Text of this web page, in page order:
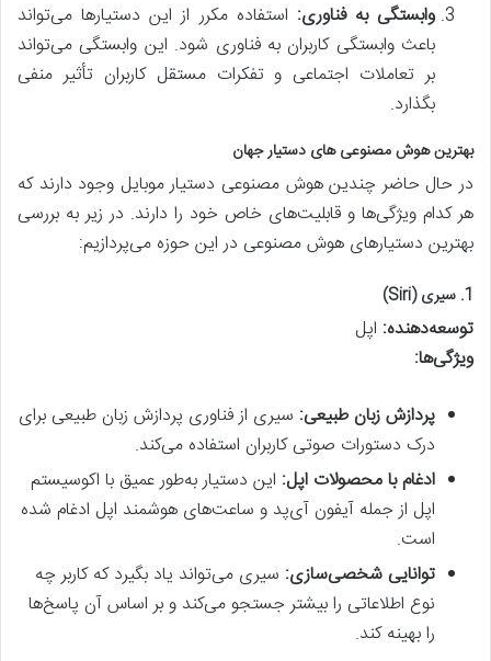
وابستگی به فناوری: استفاده مکرر از این دستیارها می‌تواند
باعث وابستگی کاربران به فناوری شود. این وابستگی می‌تواند
بر تعاملات اجتماعی و تفکرات مستقل کاربران تأثیر منفی
بگذارد.
بهترین هوش مصنوعی های دستیار جهان
در حال حاضر چندین هوش مصنوعی دستیار موبایل وجود دارند که
هر کدام ویژگی‌ها و قابلیت‌های خاص خود را دارند. در زیر به بررسی
بهترین دستیارهای هوش مصنوعی در این حوزه می‌پردازیم:
1. سیری (Siri)
توسعه‌دهنده: اپل
ویژگی‌ها:
پردازش زبان طبیعی: سیری از فناوری پردازش زبان طبیعی برای
درک دستورات صوتی کاربران استفاده می‌کند.
ادغام با محصولات اپل: این دستیار به‌طور عمیق با اکوسیستم
اپل از جمله آیفون آی‌پد و ساعت‌های هوشمند اپل ادغام شده
است.
توانایی شخصی‌سازی: سیری می‌تواند یاد بگیرد که کاربر چه
نوع اطلاعاتی را بیشتر جستجو می‌کند و بر اساس آن پاسخ‌ها
را بهینه کند.